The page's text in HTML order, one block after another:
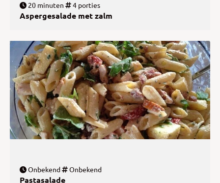
20 minuten 4 porties
Aspergesalade met zalm
Onbekend Onbekend
Pastasalade